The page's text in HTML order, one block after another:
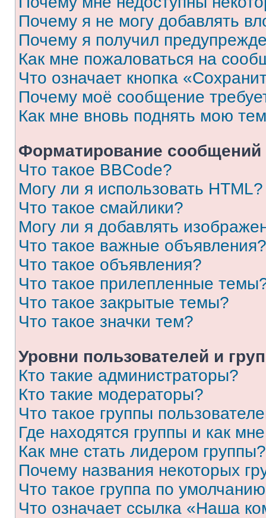
Почему я не могу добавлять
Почему я получил
Как мне пожаловаться на
Что означает кнопка
Почему моё сообщение
Как мне вновь поднять мою
Форматирование
Что такое BBCode?
Могу ли я использовать HTML?
Что такое смайлики?
Могу ли я добавлять
Что такое важные объявления?
Что такое объявления?
Что такое прилепленные
Что такое закрытые темы?
Что такое значки тем?
Уровни пользователей и
Кто такие администраторы?
Кто такие модераторы?
Что такое группы
Где находятся группы и как
Как мне стать лидером группы?
Почему названия некоторых
Что такое группа по
Что означает ссылка «Наша